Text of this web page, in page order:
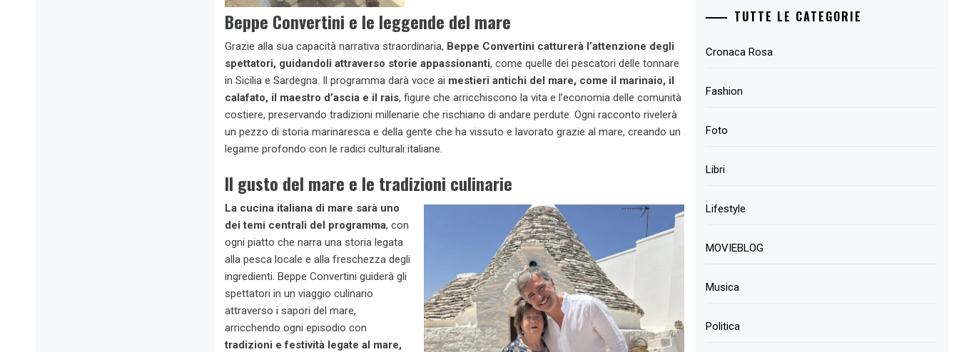
Beppe Convertini e le leggende del mare
Grazie alla sua capacità narrativa straordinaria, Beppe Convertini catturerà l’attenzione degli
spettatori, guidandoli attraverso storie appassionanti, come quelle dei pescatori delle tonnare
in Sicilia e Sardegna. Il programma darà voce ai mestieri antichi del mare, come il marinaio, il
calafato, il maestro d’ascia e il rais, figure che arricchiscono la vita e l’economia delle comunità
costiere, preservando tradizioni millenarie che rischiano di andare perdute. Ogni racconto rivelerà
un pezzo di storia marinaresca e della gente che ha vissuto e lavorato grazie al mare, creando un
legame profondo con le radici culturali italiane.
Il gusto del mare e le tradizioni culinarie
La cucina italiana di mare sarà uno
dei temi centrali del programma, con
ogni piatto che narra una storia legata
alla pesca locale e alla freschezza degli
ingredienti. Beppe Convertini guiderà gli
spettatori in un viaggio culinario
attraverso i sapori del mare,
arricchendo ogni episodio con
tradizioni e festività legate al mare,
TUTTE LE CATEGORIE
Cronaca Rosa
Fashion
Foto
Libri
Lifestyle
MOVIEBLOG
Musica
Politica